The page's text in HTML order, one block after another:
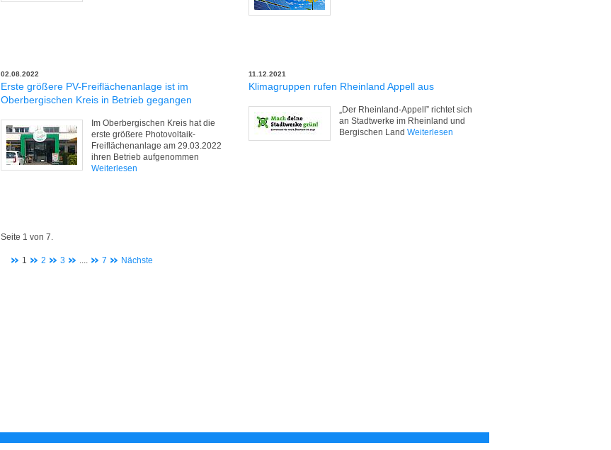
02.08.2022
Erste größere PV-Freiflächenanlage ist im
Oberbergischen Kreis in Betrieb gegangen
Im Oberbergischen Kreis hat die
erste größere Photovoltaik-
Freiflächenanlage am 29.03.2022
ihren Betrieb aufgenommen
Weiterlesen
11.12.2021
Klimagruppen rufen Rheinland Appell aus
„Der Rheinland-Appell” richtet sich
an Stadtwerke im Rheinland und
Bergischen Land Weiterlesen
Seite 1 von 7.
1 2 3 .... 7 Nächste